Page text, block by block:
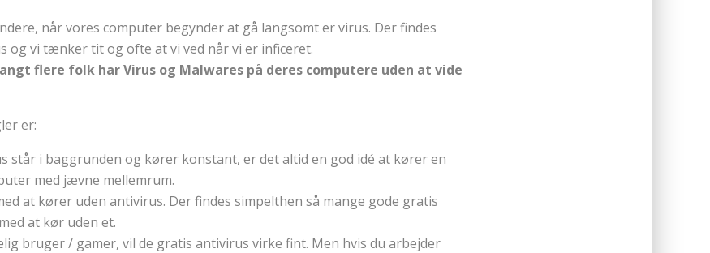
når vores computer begynder at gå langsomt er virus. Der findes
og vi tænker tit og ofte at vi ved når vi er inficeret.
flere folk har Virus og Malwares på deres computere uden at vide
er:
står i baggrunden og kører konstant, er det altid en god idé at kører en
med jævne mellemrum.
at kører uden antivirus. Der findes simpelthen så mange gode gratis
at kør uden et.
bruger / gamer, vil de gratis antivirus virke fint. Men hvis du arbejder